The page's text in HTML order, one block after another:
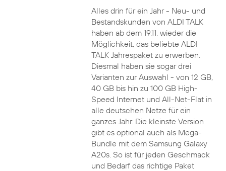
Alles drin für ein Jahr - Neu- und
Bestandskunden von ALDI TALK
haben ab dem 19.11. wieder die
Möglichkeit, das beliebte ALDI
TALK Jahrespaket zu erwerben.
Diesmal haben sie sogar drei
Varianten zur Auswahl - von 12 GB,
40 GB bis hin zu 100 GB High-
Speed Internet und All-Net-Flat in
alle deutschen Netze für ein
ganzes Jahr. Die kleinste Version
gibt es optional auch als Mega-
Bundle mit dem Samsung Galaxy
A20s. So ist für jeden Geschmack
und Bedarf das richtige Paket